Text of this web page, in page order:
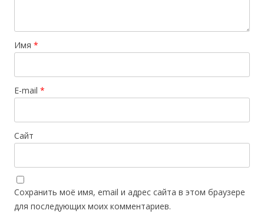
Имя *
E-mail *
Сайт
Сохранить моё имя, email и адрес сайта в этом браузере
для последующих моих комментариев.